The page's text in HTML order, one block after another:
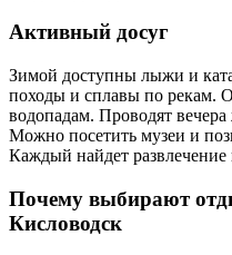
Активный досуг
Зимой доступны лыжи и
походы и сплавы по рекам.
водопадам. Проводят
Можно посетить музеи и
Каждый найдет
Почему выбирают
Кисловодск